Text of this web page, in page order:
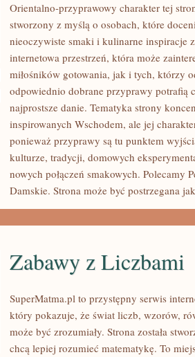
PERFUMY
DAMSKIE
Orientalno-przyprawowy charakter tej
stworzony z myślą o osobach, które
nieoczywiste smaki i kulinarne inspiracje
internetowa przestrzeń, która może
miłośników gotowania, jak i tych, którzy
odpowiednio dobrane przyprawy potrafią
najprostsze danie. Tematyka strony
inspirowanych Wschodem, ale jej
ponieważ przyprawy są tu punktem
kulturze, tradycji, domowych
nowych połączeń smakowych. Polecamy
Damskie. Strona może być postrzegana
Zabawy z Liczbami
SuperMatma.pl to przystępny serwis
który pokazuje, że świat liczb, wzorów,
może być zrozumiały. Strona została
chcą lepiej rozumieć matematykę. To